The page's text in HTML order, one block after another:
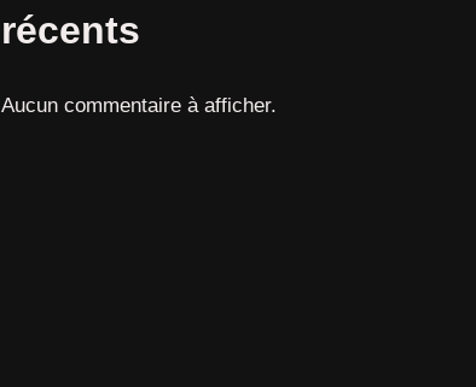
récents
Aucun commentaire à afficher.